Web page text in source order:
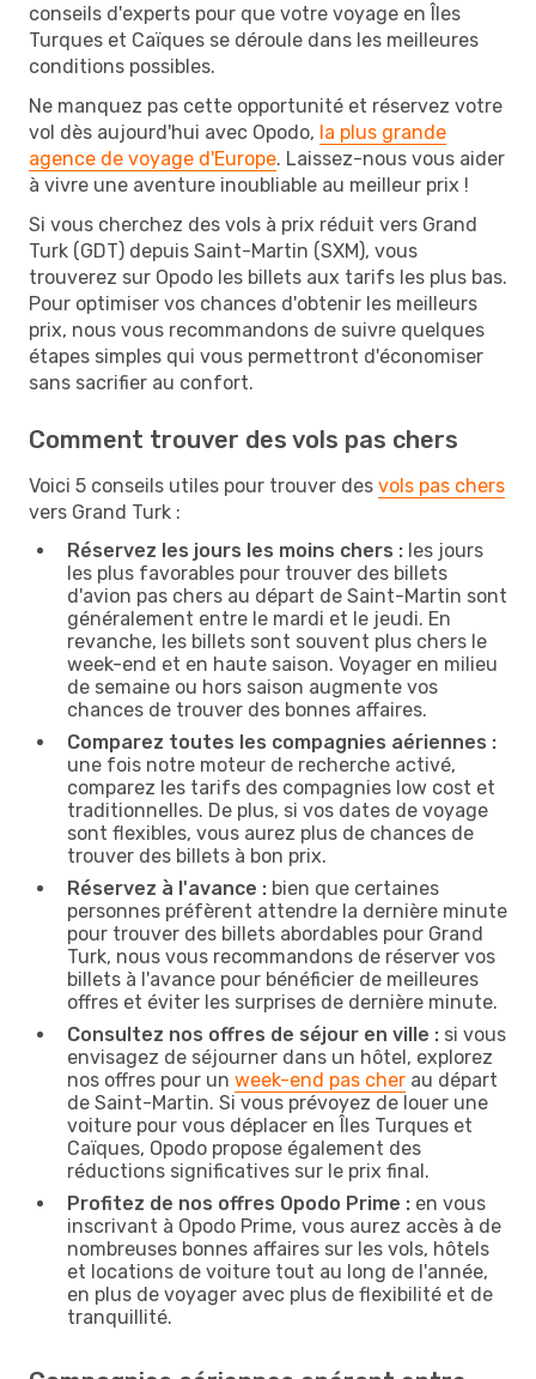
conseils d'experts pour que votre voyage en Îles
Turques et Caïques se déroule dans les meilleures
conditions possibles.
Ne manquez pas cette opportunité et réservez votre
vol dès aujourd'hui avec Opodo, la plus grande
agence de voyage d'Europe. Laissez-nous vous aider
à vivre une aventure inoubliable au meilleur prix !
Si vous cherchez des vols à prix réduit vers Grand
Turk (GDT) depuis Saint-Martin (SXM), vous
trouverez sur Opodo les billets aux tarifs les plus bas.
Pour optimiser vos chances d'obtenir les meilleurs
prix, nous vous recommandons de suivre quelques
étapes simples qui vous permettront d'économiser
sans sacrifier au confort.
Comment trouver des vols pas chers
Voici 5 conseils utiles pour trouver des vols pas chers
vers Grand Turk :
Réservez les jours les moins chers : les jours
les plus favorables pour trouver des billets
d'avion pas chers au départ de Saint-Martin sont
généralement entre le mardi et le jeudi. En
revanche, les billets sont souvent plus chers le
week-end et en haute saison. Voyager en milieu
de semaine ou hors saison augmente vos
chances de trouver des bonnes affaires.
Comparez toutes les compagnies aériennes :
une fois notre moteur de recherche activé,
comparez les tarifs des compagnies low cost et
traditionnelles. De plus, si vos dates de voyage
sont flexibles, vous aurez plus de chances de
trouver des billets à bon prix.
Réservez à l'avance : bien que certaines
personnes préfèrent attendre la dernière minute
pour trouver des billets abordables pour Grand
Turk, nous vous recommandons de réserver vos
billets à l'avance pour bénéficier de meilleures
offres et éviter les surprises de dernière minute.
Consultez nos offres de séjour en ville : si vous
envisagez de séjourner dans un hôtel, explorez
nos offres pour un week-end pas cher au départ
de Saint-Martin. Si vous prévoyez de louer une
voiture pour vous déplacer en Îles Turques et
Caïques, Opodo propose également des
réductions significatives sur le prix final.
Profitez de nos offres Opodo Prime : en vous
inscrivant à Opodo Prime, vous aurez accès à de
nombreuses bonnes affaires sur les vols, hôtels
et locations de voiture tout au long de l'année,
en plus de voyager avec plus de flexibilité et de
tranquillité.